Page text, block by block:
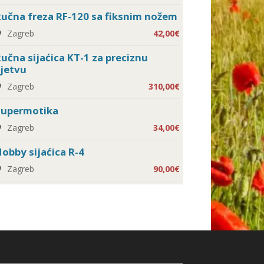
freza RF-120 sa fiksnim nožem
Zagreb 42,00€
sijaćica KT-1 za preciznu
Zagreb 310,00€
Zagreb 34,00€
sijaćica R-4
Zagreb 90,00€